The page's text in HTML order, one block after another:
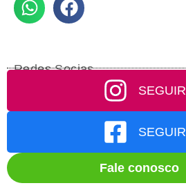
Redes Socias
SEGUIR
SEGUIR
Fale conosco